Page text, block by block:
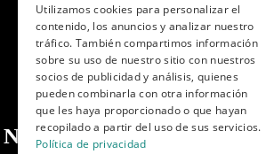
Nosotros
PORTUGUESE
Utilizamos cookies para personalizar el
contenido, los anuncios y analizar nuestro
tráfico. También compartimos información
sobre su uso de nuestro sitio con nuestros
socios de publicidad y análisis, quienes
pueden combinarla con otra información
que les haya proporcionado o que hayan
recopilado a partir del uso de sus servicios.
Política de privacidad